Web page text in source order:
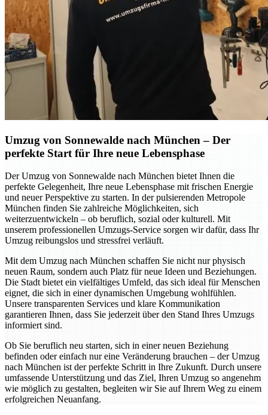
Umzug von Sonnewalde nach München – Der
perfekte Start für Ihre neue Lebensphase
Der Umzug von Sonnewalde nach München bietet Ihnen die
perfekte Gelegenheit, Ihre neue Lebensphase mit frischen Energie
und neuer Perspektive zu starten. In der pulsierenden Metropole
München finden Sie zahlreiche Möglichkeiten, sich
weiterzuentwickeln – ob beruflich, sozial oder kulturell. Mit
unserem professionellen Umzugs-Service sorgen wir dafür, dass Ihr
Umzug reibungslos und stressfrei verläuft.
Mit dem Umzug nach München schaffen Sie nicht nur physisch
neuen Raum, sondern auch Platz für neue Ideen und Beziehungen.
Die Stadt bietet ein vielfältiges Umfeld, das sich ideal für Menschen
eignet, die sich in einer dynamischen Umgebung wohlfühlen.
Unsere transparenten Services und klare Kommunikation
garantieren Ihnen, dass Sie jederzeit über den Stand Ihres Umzugs
informiert sind.
Ob Sie beruflich neu starten, sich in einer neuen Beziehung
befinden oder einfach nur eine Veränderung brauchen – der Umzug
nach München ist der perfekte Schritt in Ihre Zukunft. Durch unsere
umfassende Unterstützung und das Ziel, Ihren Umzug so angenehm
wie möglich zu gestalten, begleiten wir Sie auf Ihrem Weg zu einem
erfolgreichen Neuanfang.